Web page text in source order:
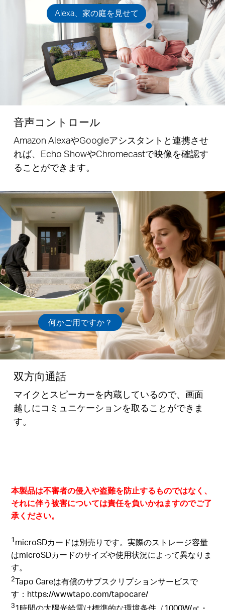
Alexa、家の庭を見せて
音声コントロール
Amazon AlexaやGoogleアシスタントと連携させ
れば、Echo ShowやChromecastで映像を確認す
ることができます。
何かご用ですか？
双方向通話
マイクとスピーカーを内蔵しているので、画面
越しにコミュニケーションを取ることができま
す。
本製品は不審者の侵入や盗難を防止するものではなく、
それに伴う被害については責任を負いかねますのでご了
承ください。
1 microSDカードは別売りです。実際のストレージ容量
はmicroSDカードのサイズや使用状況によって異なりま
す。
2Tapo Careは有償のサブスクリプションサービスで
す：https://wwwtapo.com/tapocare/
3